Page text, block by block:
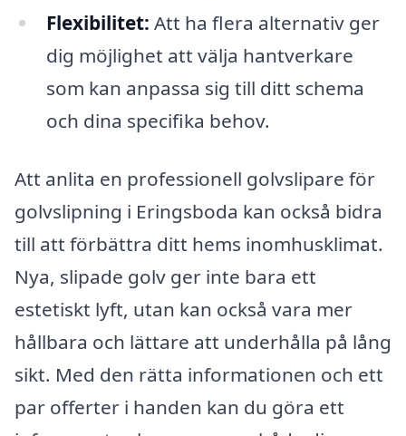
Flexibilitet: Att ha flera alternativ ger
dig möjlighet att välja hantverkare
som kan anpassa sig till ditt schema
och dina specifika behov.
Att anlita en professionell golvslipare för
golvslipning i Eringsboda kan också bidra
till att förbättra ditt hems inomhusklimat.
Nya, slipade golv ger inte bara ett
estetiskt lyft, utan kan också vara mer
hållbara och lättare att underhålla på lång
sikt. Med den rätta informationen och ett
par offerter i handen kan du göra ett